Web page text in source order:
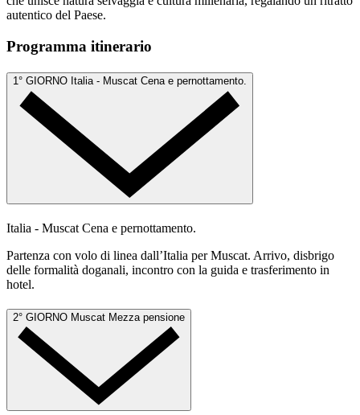
autentico del Paese.
Programma itinerario
1° GIORNO Italia - Muscat Cena e pernottamento.
Italia - Muscat Cena e pernottamento.
Partenza con volo di linea dall’Italia per Muscat. Arrivo, disbrigo
delle formalità doganali, incontro con la guida e trasferimento in
hotel.
2° GIORNO Muscat Mezza pensione